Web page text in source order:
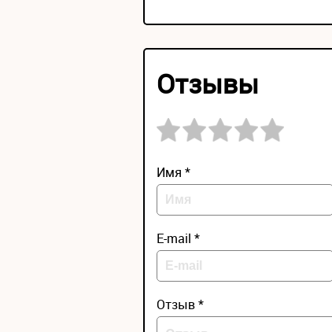
Отзывы
Имя *
E-mail *
Отзыв *